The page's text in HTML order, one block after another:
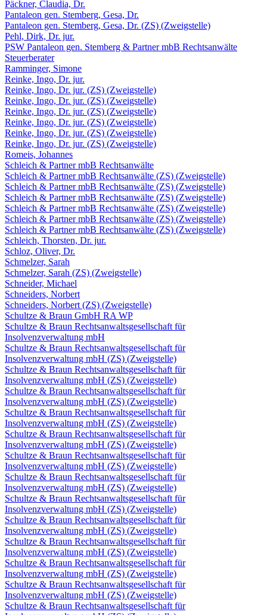
Päckner, Claudia, Dr.
Pantaleon gen. Stemberg, Gesa, Dr.
Pantaleon gen. Stemberg, Gesa, Dr. (ZS) (Zweigstelle)
Pehl, Dirk, Dr. jur.
PSW Pantaleon gen. Stemberg & Partner mbB Rechtsanwälte
Steuerberater
Ramminger, Simone
Reinke, Ingo, Dr. jur.
Reinke, Ingo, Dr. jur. (ZS) (Zweigstelle)
Reinke, Ingo, Dr. jur. (ZS) (Zweigstelle)
Reinke, Ingo, Dr. jur. (ZS) (Zweigstelle)
Reinke, Ingo, Dr. jur. (ZS) (Zweigstelle)
Reinke, Ingo, Dr. jur. (ZS) (Zweigstelle)
Reinke, Ingo, Dr. jur. (ZS) (Zweigstelle)
Romeis, Johannes
Schleich & Partner mbB Rechtsanwälte
Schleich & Partner mbB Rechtsanwälte (ZS) (Zweigstelle)
Schleich & Partner mbB Rechtsanwälte (ZS) (Zweigstelle)
Schleich & Partner mbB Rechtsanwälte (ZS) (Zweigstelle)
Schleich & Partner mbB Rechtsanwälte (ZS) (Zweigstelle)
Schleich & Partner mbB Rechtsanwälte (ZS) (Zweigstelle)
Schleich & Partner mbB Rechtsanwälte (ZS) (Zweigstelle)
Schleich, Thorsten, Dr. jur.
Schloz, Oliver, Dr.
Schmelzer, Sarah
Schmelzer, Sarah (ZS) (Zweigstelle)
Schneider, Michael
Schneiders, Norbert
Schneiders, Norbert (ZS) (Zweigstelle)
Schultze & Braun GmbH RA WP
Schultze & Braun Rechtsanwaltsgesellschaft für
Insolvenzverwaltung mbH
Schultze & Braun Rechtsanwaltsgesellschaft für
Insolvenzverwaltung mbH (ZS) (Zweigstelle)
Schultze & Braun Rechtsanwaltsgesellschaft für
Insolvenzverwaltung mbH (ZS) (Zweigstelle)
Schultze & Braun Rechtsanwaltsgesellschaft für
Insolvenzverwaltung mbH (ZS) (Zweigstelle)
Schultze & Braun Rechtsanwaltsgesellschaft für
Insolvenzverwaltung mbH (ZS) (Zweigstelle)
Schultze & Braun Rechtsanwaltsgesellschaft für
Insolvenzverwaltung mbH (ZS) (Zweigstelle)
Schultze & Braun Rechtsanwaltsgesellschaft für
Insolvenzverwaltung mbH (ZS) (Zweigstelle)
Schultze & Braun Rechtsanwaltsgesellschaft für
Insolvenzverwaltung mbH (ZS) (Zweigstelle)
Schultze & Braun Rechtsanwaltsgesellschaft für
Insolvenzverwaltung mbH (ZS) (Zweigstelle)
Schultze & Braun Rechtsanwaltsgesellschaft für
Insolvenzverwaltung mbH (ZS) (Zweigstelle)
Schultze & Braun Rechtsanwaltsgesellschaft für
Insolvenzverwaltung mbH (ZS) (Zweigstelle)
Schultze & Braun Rechtsanwaltsgesellschaft für
Insolvenzverwaltung mbH (ZS) (Zweigstelle)
Schultze & Braun Rechtsanwaltsgesellschaft für
Insolvenzverwaltung mbH (ZS) (Zweigstelle)
Schultze & Braun Rechtsanwaltsgesellschaft für